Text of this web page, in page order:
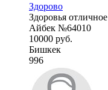
Здорово
Здоровья отличное
Айбек №64010
10000 руб.
Бишкек
996